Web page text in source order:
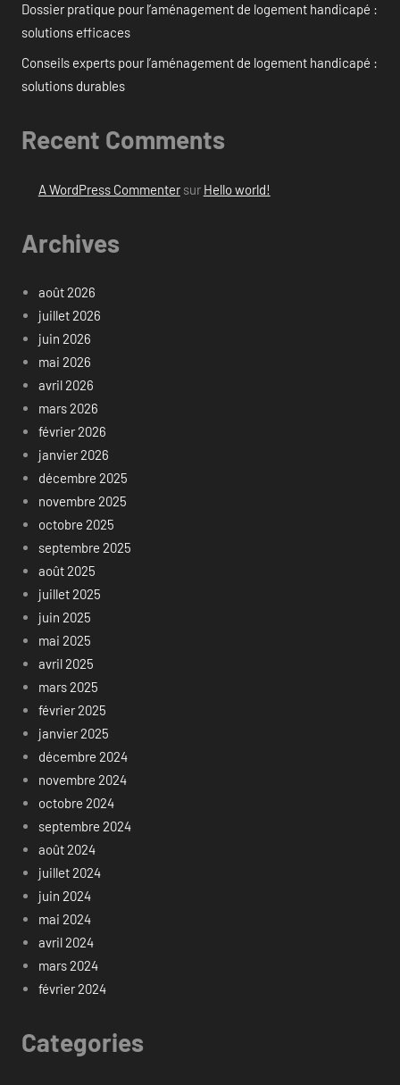
Dossier pratique pour l’aménagement de logement handicapé :
solutions efficaces
Conseils experts pour l’aménagement de logement handicapé :
solutions durables
Recent Comments
A WordPress Commentersur Hello world!
Archives
août 2026
juillet 2026
juin 2026
mai 2026
avril 2026
mars 2026
février 2026
janvier 2026
décembre 2025
novembre 2025
octobre 2025
septembre 2025
août 2025
juillet 2025
juin 2025
mai 2025
avril 2025
mars 2025
février 2025
janvier 2025
décembre 2024
novembre 2024
octobre 2024
septembre 2024
août 2024
juillet 2024
juin 2024
mai 2024
avril 2024
mars 2024
février 2024
Categories